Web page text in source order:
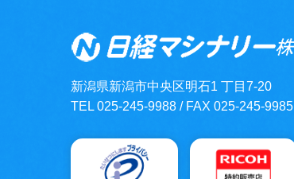
新潟県新潟市中央区明石1 丁目7-20
TEL 025-245-9988 / FAX 025-245-9985